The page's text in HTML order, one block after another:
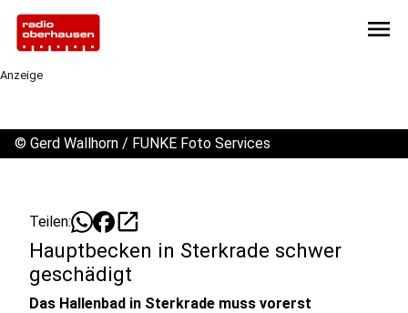
menu
Anzeige
© Gerd Wallhorn / FUNKE Foto Services
Teilen: open_in_new
Hauptbecken in Sterkrade schwer
geschädigt
Das Hallenbad in Sterkrade muss vorerst